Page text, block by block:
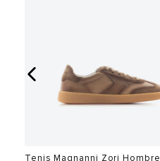
Tenis Magnanni Zori Hombre